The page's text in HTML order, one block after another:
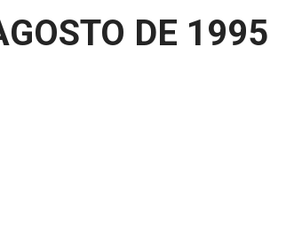
DE 1995